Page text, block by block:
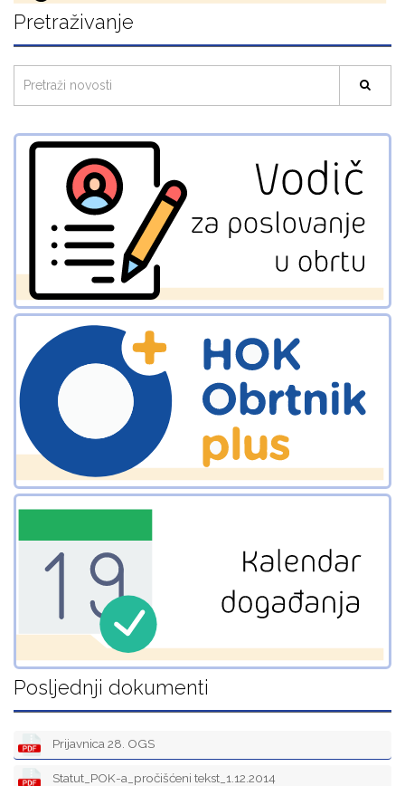
Pretraživanje
Posljednji dokumenti
Prijavnica 28. OGS
Statut_POK-a_pročišćeni tekst_1.12.2014